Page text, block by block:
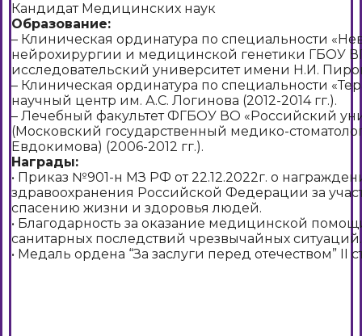
Кандидат Медицинских наук
Образование:
– Клиническая ординатура по специальности
нейрохирургии и медицинской генетики ГБОУ
исследовательский университет имени Н.И.
– Клиническая ординатура по специальности
научный центр им. А.С. Логинова (2012-2014 гг.).
– Лечебный факультет ФГБОУ ВО «Российский
(Московский государственный медико-
Евдокимова) (2006-2012 гг.).
Награды:
• Приказ №901-н МЗ РФ от 22.12.2022г. о
здравоохранения Российской Федерации за
спасению жизни и здоровья людей.
• Благодарность за оказание медицинской
санитарных последствий чрезвычайных ситуаций.
• Медаль ордена “За заслуги перед отечеством” II